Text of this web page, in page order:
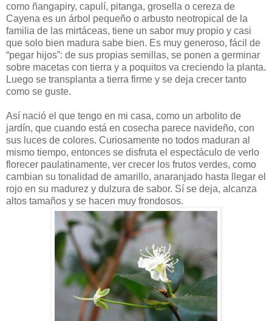
como ñangapiry, capulí, pitanga, grosella o cereza de
Cayena es un árbol pequeño o arbusto neotropical de la
familia de las mirtáceas, tiene un sabor muy propio y casi
que solo bien madura sabe bien. Es muy generoso, fácil de
“pegar hijos”: de sus propias semillas, se ponen a germinar
sobre macetas con tierra y a poquitos va creciendo la planta.
Luego se transplanta a tierra firme y se deja crecer tanto
como se guste.
Así nació el que tengo en mi casa, como un arbolito de
jardín, que cuando está en cosecha parece navideño, con
sus luces de colores. Curiosamente no todos maduran al
mismo tiempo, entonces se disfruta el espectáculo de verlo
florecer paulatinamente, ver crecer los frutos verdes, como
cambian su tonalidad de amarillo, anaranjado hasta llegar el
rojo en su madurez y dulzura de sabor. Sí se deja, alcanza
altos tamaños y se hacen muy frondosos.